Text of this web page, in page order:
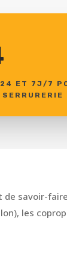
ET 7J/7
de savoir-
les